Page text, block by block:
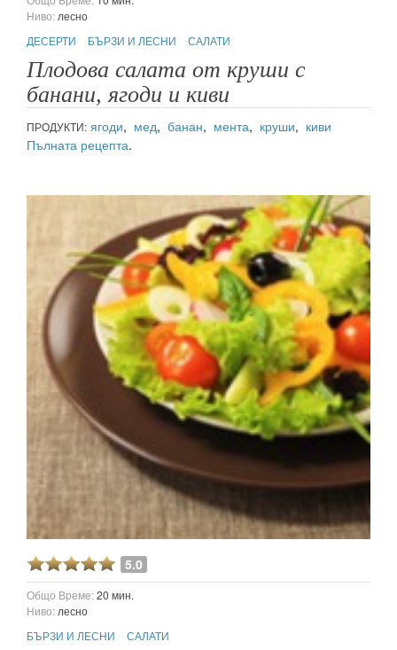
Ниво: лесно
ДЕСЕРТИ
БЪРЗИ И ЛЕСНИ САЛАТИ
Плодова салата от круши с
банани, ягоди и киви
ПРОДУКТИ: ягоди, мед, банан, мента, круши, киви
Пълната рецепта.
5.0
Общо Време:20 мин.
Ниво: лесно
БЪРЗИ И ЛЕСНИ
САЛАТИ